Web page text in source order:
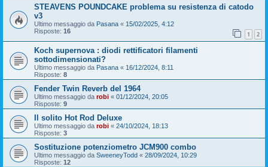
STEAVENS POUNDCAKE problema su resistenza di catodo
v3
Ultimo messaggio da Pasana « 15/02/2025, 4:12
Risposte: 16 1 2
Koch supernova : diodi rettificatori filamenti
sottodimensionati?
Ultimo messaggio da Pasana « 16/12/2024, 8:11
Risposte: 8
Fender Twin Reverb del 1964
Ultimo messaggio da robi « 01/12/2024, 20:05
Risposte: 9
Il solito Hot Rod Deluxe
Ultimo messaggio da robi « 24/10/2024, 18:13
Risposte: 3
Sostituzione potenziometro JCM900 combo
Ultimo messaggio da SweeneyTodd « 28/09/2024, 10:29
Risposte: 12